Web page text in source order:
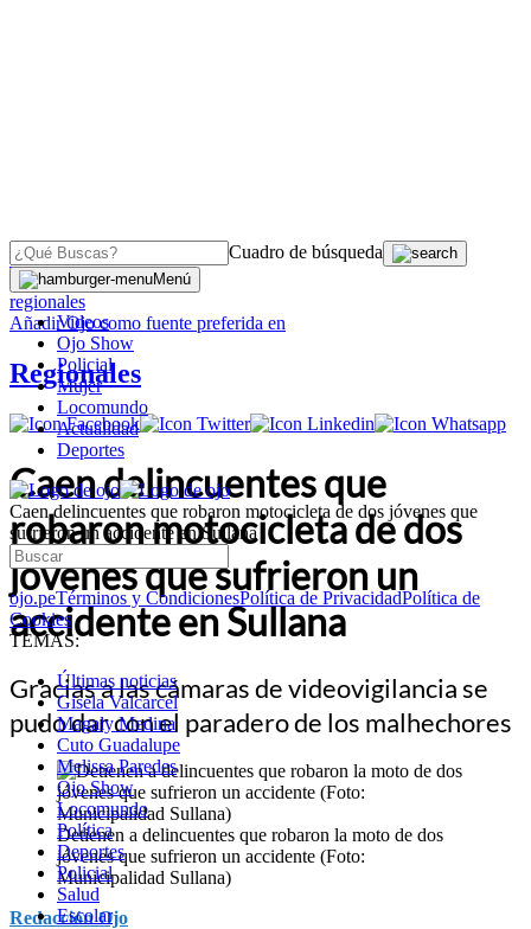
Cuadro de búsqueda
Menú
Videos
Ojo Show
Policial
Mujer
Locomundo
Actualidad
Deportes
Caen delincuentes que robaron motocicleta de dos jóvenes que
sufrieron un accidente en Sullana
ojo.peTérminos y CondicionesPolítica de PrivacidadPolítica de
Cookies
TEMAS:
Últimas noticias
Gisela Valcarcel
Magaly Medina
Cuto Guadalupe
Melissa Paredes
Ojo Show
Locomundo
Política
Deportes
Policial
Salud
Escolar
OJO
regionales
AñadirOjocomo fuente preferida en
Regionales
Caen delincuentes que
robaron motocicleta de dos
jóvenes que sufrieron un
accidente en Sullana
Gracias a las cámaras de videovigilancia se
pudo dar con el paradero de los malhechores
Detienen a delincuentes que robaron la moto de dos
jóvenes que sufrieron un accidente (Foto:
Municipalidad Sullana)
Redacción Ojo